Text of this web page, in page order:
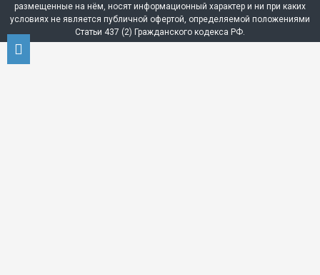
размещенные на нём, носят информационный характер и ни при каких
условиях не является публичной офертой, определяемой положениями
Статьи 437 (2) Гражданского кодекса РФ.